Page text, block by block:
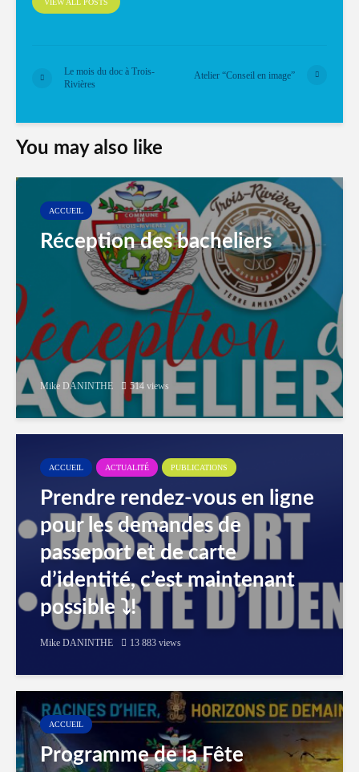
VIEW ALL POSTS
Le mois du doc à Trois-
Rivières
Atelier “Conseil en image”
You may also like
ACCUEIL
Réception des bacheliers
Mike DANINTHE 514 views
ACCUEIL ACTUALITÉ PUBLICATIONS
Prendre rendez-vous en ligne
pour les demandes de
passeport et de carte
d’identité, c’est maintenant
possible ⤵️!
Mike DANINTHE 13 883 views
ACCUEIL
Programme de la Fête